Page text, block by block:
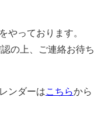
やっております。
の上、ご連絡お待ち
ンダーはこちらから